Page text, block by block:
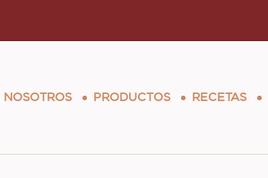
PRODUCTOS RECETAS